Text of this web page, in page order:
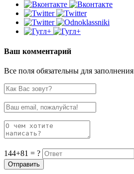
Ваш комментарий
Все поля обязательны для заполнения
144+81 = ?